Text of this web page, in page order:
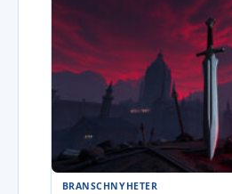
BRANSCHNYHETER